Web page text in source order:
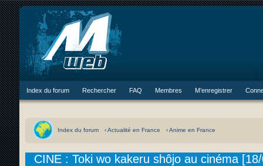
Index du forum Rechercher FAQ Membres M’enregistrer
Index du forum ‹ Actualité en France ‹ Anime en France
CINE : Toki wo kakeru shôjo au cinéma